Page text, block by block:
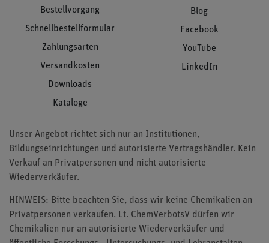
Bestellvorgang
Schnellbestellformular
Zahlungsarten
Versandkosten
Downloads
Kataloge
Blog
Facebook
YouTube
LinkedIn
Unser Angebot richtet sich nur an Institutionen,
Bildungseinrichtungen und autorisierte Vertragshändler. Kein
Verkauf an Privatpersonen und nicht autorisierte
Wiederverkäufer.
HINWEIS: Bitte beachten Sie, dass wir keine Chemikalien an
Privatpersonen verkaufen. Lt. ChemVerbotsV dürfen wir
Chemikalien nur an autorisierte Wiederverkäufer und